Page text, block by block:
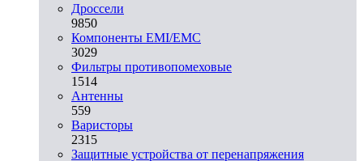
Дроссели
9850
Компоненты EMI/EMC
3029
Фильтры противопомеховые
1514
Антенны
559
Варисторы
2315
Защитные устройства от перенапряжения